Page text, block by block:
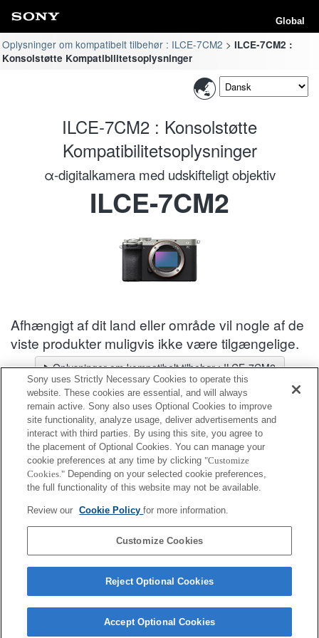
Global
Oplysninger om kompatibelt tilbehør : ILCE-7CM2
ILCE-7CM2 :
Konsolstøtte Kompatibilitetsoplysninger
ILCE-7CM2 : Konsolstøtte
Kompatibilitetsoplysninger
α-digitalkamera med udskifteligt objektiv
ILCE-7CM2
Afhængigt af dit land eller område vil nogle af de
viste produkter muligvis ikke være tilgængelige.
Oplysninger om kompatibelt tilbehør : ILCE-7CM2
Objektivvælger
Vælg et anbefalet objektiv til de fotos, du vil tage
Konsolstøtte
Fuldt kompatibel
VCT-55LH
Contact Us Cookie Policy
Sony uses Strictly Necessary Cookies to operate this
website. These cookies are essential, and will always
remain active. Sony also uses Optional Cookies to improve
site functionality, analyze usage, deliver advertisements and
interact with third parties. By using this site, you agree to
the placement of Optional Cookies. You can manage your
cookie preferences at any time by clicking "Customize
Cookies." Depending on your selected cookie preferences,
the full functionality of this website may not be available.
Review our Cookie Policyfor more information.
Customize Cookies
Reject Optional Cookies
Accept Optional Cookies